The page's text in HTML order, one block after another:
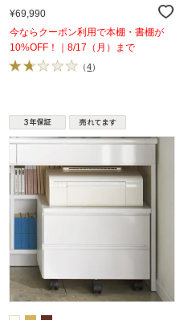
¥69,990
今ならクーポン利用で本棚・書棚が
10%OFF！｜8/17（月）まで
（4）